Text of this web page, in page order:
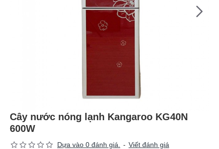
Cây nước nóng lạnh Kangaroo KG40N
600W
Dựa vào 0 đánh giá. - Viết đánh giá